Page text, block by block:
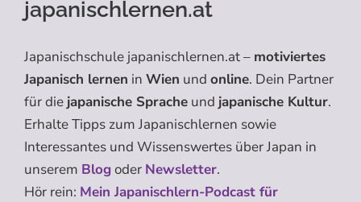
japanischlernen.at
Japanischschule japanischlernen.at – motiviertes
Japanisch lernen in Wien und online. Dein Partner
für die japanische Sprache und japanische Kultur.
Erhalte Tipps zum Japanischlernen sowie
Interessantes und Wissenswertes über Japan in
unserem Blogoder Newsletter.
Hör rein: Mein Japanischlern-Podcast für